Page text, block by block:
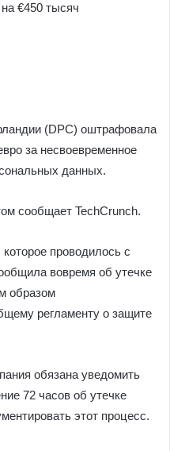
€450 тысяч
(DPC) оштрафовала
за несвоевременное
данных.
сообщает TechCrunch.
проводилось с
вовремя об утечке
образом
регламенту о защите
обязана уведомить
72 часов об утечке
этот процесс.